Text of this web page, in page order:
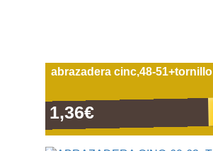
abrazadera cinc,48-51+tornillo
1,36€